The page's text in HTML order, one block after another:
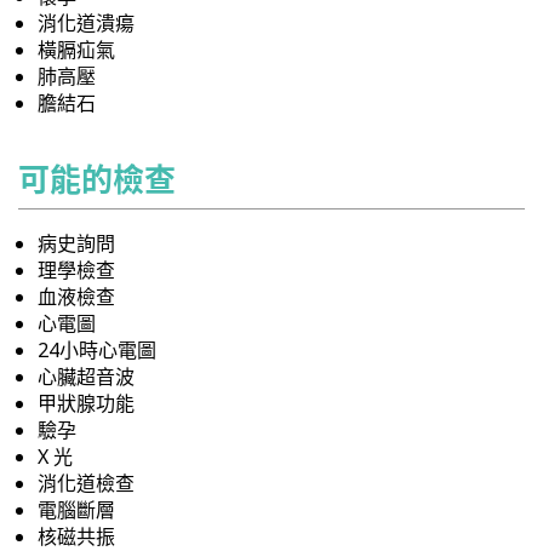
消化道潰瘍
橫膈疝氣
肺高壓
膽結石
可能的檢查
病史詢問
理學檢查
血液檢查
心電圖
24小時心電圖
心臟超音波
甲狀腺功能
驗孕
X 光
消化道檢查
電腦斷層
核磁共振